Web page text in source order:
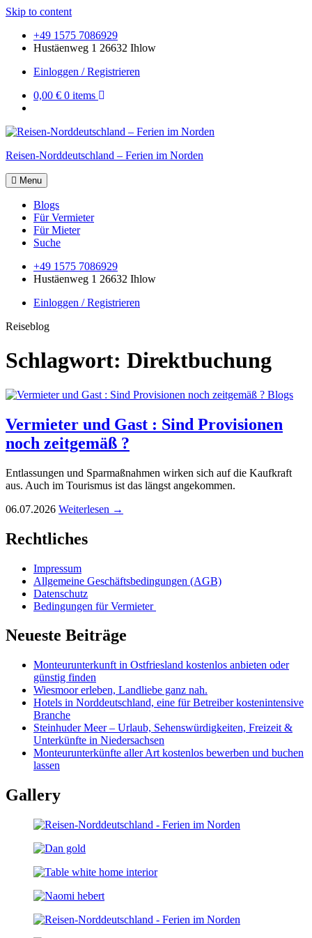
Skip to content
+49 1575 7086929
Hustäenweg 1 26632 Ihlow
Einloggen / Registrieren
0,00 € 0 items
Reisen-Norddeutschland – Ferien im Norden
Menu
Blogs
Für Vermieter
Für Mieter
Suche
+49 1575 7086929
Hustäenweg 1 26632 Ihlow
Einloggen / Registrieren
Reiseblog
Schlagwort: Direktbuchung
Blogs
Vermieter und Gast : Sind Provisionen
noch zeitgemäß ?
Entlassungen und Sparmaßnahmen wirken sich auf die Kaufkraft
aus. Auch im Tourismus ist das längst angekommen.
06.07.2026 Weiterlesen →
Rechtliches
Impressum
Allgemeine Geschäftsbedingungen (AGB)
Datenschutz
Bedingungen für Vermieter
Neueste Beiträge
Monteurunterkunft in Ostfriesland kostenlos anbieten oder
günstig finden
Wiesmoor erleben, Landliebe ganz nah.
Hotels in Norddeutschland, eine für Betreiber kostenintensive
Branche
Steinhuder Meer – Urlaub, Sehenswürdigkeiten, Freizeit &
Unterkünfte in Niedersachsen
Monteurunterkünfte aller Art kostenlos bewerben und buchen
lassen
Gallery